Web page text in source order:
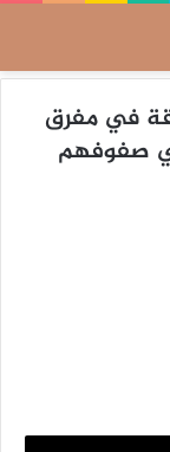
في مفرق
صفوفهم